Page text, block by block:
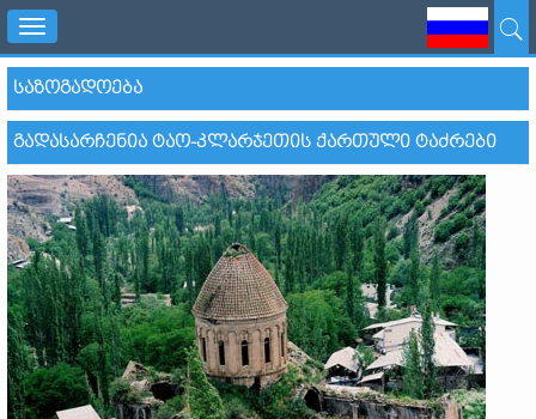
Toggle
navigation
ᲡᲐᲖᲝᲒᲐᲓᲝᲔᲑᲐ
ᲒᲐᲓᲐᲡᲐᲠᲩᲔᲜᲘᲐ ᲢᲐᲝ-ᲙᲚᲐᲠᲯᲔᲗᲘᲡ ᲥᲐᲠᲗᲣᲚᲘ ᲢᲐᲫᲠᲔᲑᲘ